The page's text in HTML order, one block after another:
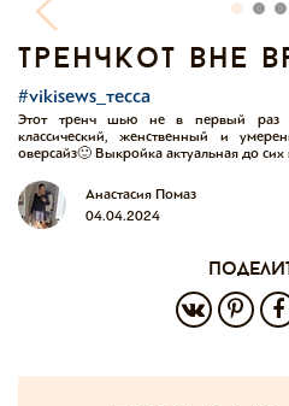
тренчкот вне
#vikisews_тесса
Этот тренч шью не в первый раз и
классический, женственный и
оверсайз🙂 Выкройка актуальная до сих
Анастасия Помаз
04.04.2024